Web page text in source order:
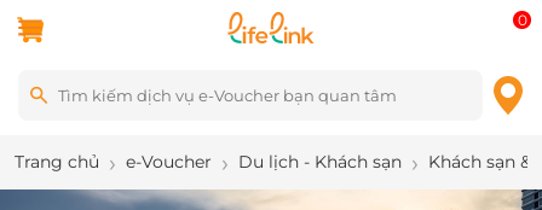
0
Trang chủ e-Voucher Du lịch - Khách sạn Khách sạn &